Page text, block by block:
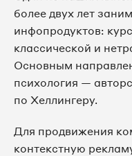
более двух лет
инфопродуктов:
классической и
Основным
психология —
по Хеллингеру.
Для продвижения
контекстную